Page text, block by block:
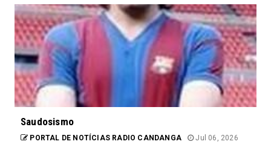
Saudosismo
PORTAL DE NOTÍCIAS RADIO CANDANGA Jul 06, 2026